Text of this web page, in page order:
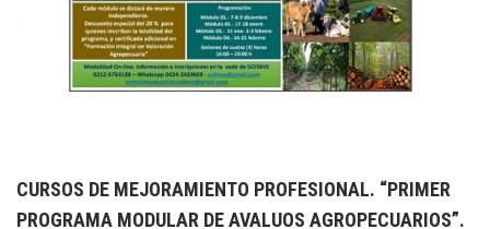
CURSOS DE MEJORAMIENTO PROFESIONAL. “PRIMER
PROGRAMA MODULAR DE AVALUOS AGROPECUARIOS”.